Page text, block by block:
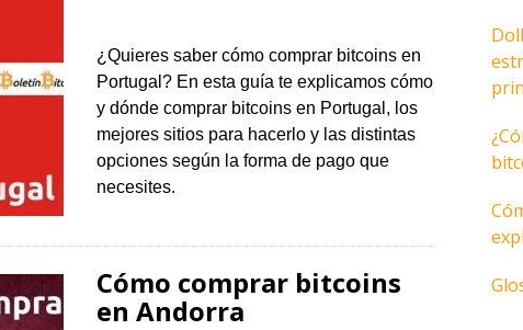
¿Quieres saber cómo comprar bitcoins en
Portugal? En esta guía te explicamos cómo
y dónde comprar bitcoins en Portugal, los
mejores sitios para hacerlo y las distintas
opciones según la forma de pago que
necesites.
Cómo comprar bitcoins
en Andorra